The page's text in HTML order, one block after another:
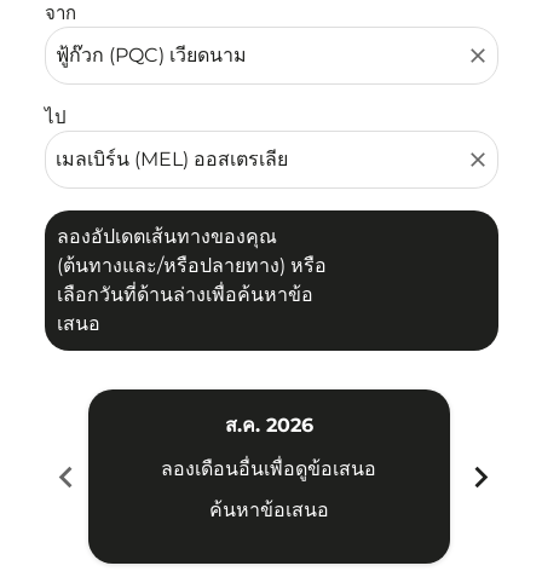
จาก
close
ไป
close
ลองอัปเดตเส้นทางของคุณ
(ต้นทางและ/หรือปลายทาง) หรือ
เลือกวันที่ด้านล่างเพื่อค้นหาข้อ
เสนอ
chevron_left
ส.ค. 2026
ลองเดือนอื่นเพื่อดูข้อเสนอ
ค้นหาข้อเสนอ
chevron_right